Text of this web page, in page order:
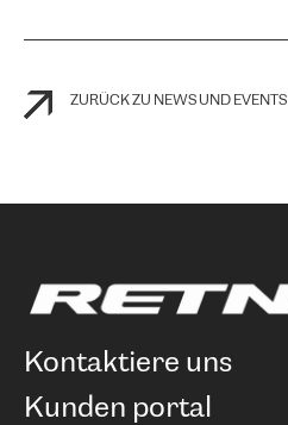
ZURÜCK ZU NEWS UND EVENTS
kontaktiere uns
kunden portal